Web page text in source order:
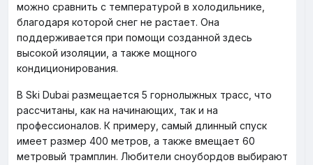
можно сравнить с температурой в холодильнике,
благодаря которой снег не растает. Она
поддерживается при помощи созданной здесь
высокой изоляции, а также мощного
кондиционирования.
В Ski Dubai размещается 5 горнолыжных трасс, что
рассчитаны, как на начинающих, так и на
профессионалов. К примеру, самый длинный спуск
имеет размер 400 метров, а также вмещает 60
метровый трамплин. Любители сноубордов выбирают